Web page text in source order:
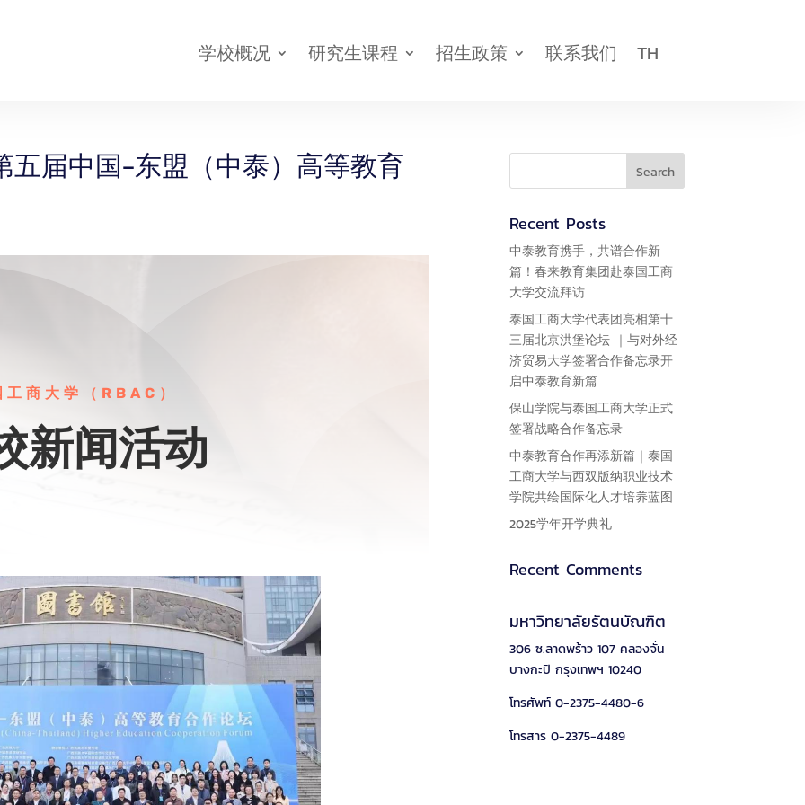
学校概况 研究生课程 招生政策 联系我们 TH
五届中国-东盟（中泰）高等教育
工商大学（RBAC）
新闻活动
线上报名 新闻活动
Recent Posts
中泰教育携手，共谱合作新
篇！春来教育集团赴泰国工商
大学交流拜访
泰国工商大学代表团亮相第十
三届北京洪堡论坛 ｜与对外经
济贸易大学签署合作备忘录开
启中泰教育新篇
保山学院与泰国工商大学正式
签署战略合作备忘录
中泰教育合作再添新篇｜泰国
工商大学与西双版纳职业技术
学院共绘国际化人才培养蓝图
2025学年开学典礼
Recent Comments
มหาวิทยาลัยรัตนบัณฑิต
306 ซ.ลาดพร้าว 107 คลองจั่น
บางกะปิ กรุงเทพฯ 10240
โทรศัพท์ 0-2375-4480-6
โทรสาร 0-2375-4489